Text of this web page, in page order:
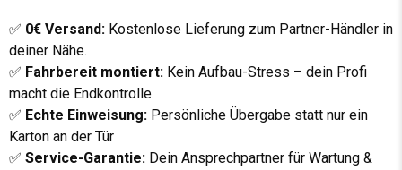
✅ 0€ Versand: Kostenlose Lieferung zum Partner-Händler in
deiner Nähe.
✅ Fahrbereit montiert: Kein Aufbau-Stress – dein Profi
macht die Endkontrolle.
✅ Echte Einweisung: Persönliche Übergabe statt nur ein
Karton an der Tür
✅ Service-Garantie: Dein Ansprechpartner für Wartung &